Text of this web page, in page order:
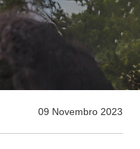
09 Novembro 2023